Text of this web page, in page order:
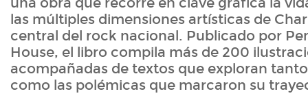
las múltiples dimensiones artísticas de
central del rock nacional. Publicado por
House, el libro compila más de 200
acompañadas de textos que exploran
como las polémicas que marcaron su